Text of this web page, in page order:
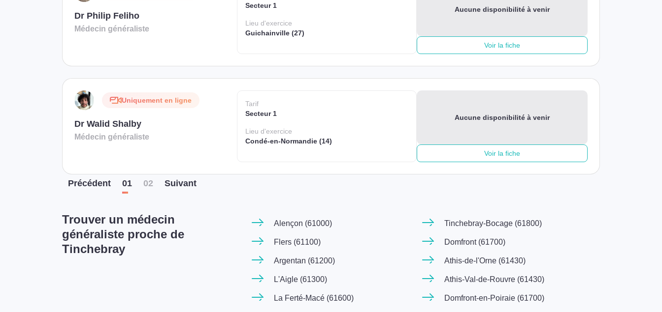
Dr Philip Feliho
Médecin généraliste
Secteur 1
Lieud'exercice
Guichainville (27)
Aucune disponibilité à venir
Voir la fiche
Uniquement en ligne
Dr Walid Shalby
Médecin généraliste
Tarif
Secteur 1
Lieud'exercice
Condé-en-Normandie (14)
Aucune disponibilité à venir
Voir la fiche
Précédent 01 02 Suivant
Trouver un médecin
généraliste proche de
Tinchebray
Alençon (61000)
Flers (61100)
Argentan (61200)
L'Aigle (61300)
La Ferté-Macé (61600)
Tinchebray-Bocage (61800)
Domfront (61700)
Athis-de-l'Orne (61430)
Athis-Val-de-Rouvre (61430)
Domfront-en-Poiraie (61700)